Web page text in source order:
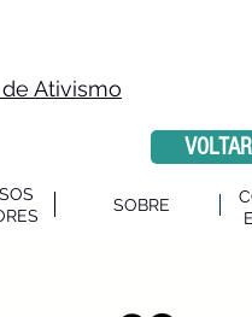
Ativismo
VOLTAR
RES
SOBRE